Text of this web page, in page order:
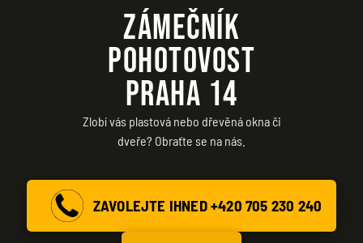
ZÁMEČNÍK
POHOTOVOST
PRAHA 14
Zlobí vás plastová nebo dřevěná okna či
dveře? Obraťte se na nás.
ZAVOLEJTE IHNED +420 705 230 240